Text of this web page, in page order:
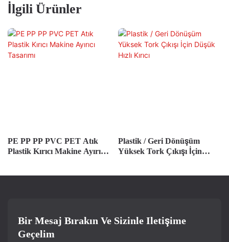
İlgili Ürünler
PE PP PP PVC PET Atık
Plastik Kırıcı Makine Ayırıcı
Plastik / Geri Dönüşüm
Yüksek Tork Çıkışı İçin
Bir Mesaj Bırakın Ve Sizinle Iletişime
Geçelim